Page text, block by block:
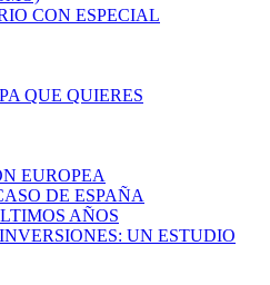
CON ESPECIAL
QUE QUIERES
EUROPEA
DE ESPAÑA
AÑOS
UN ESTUDIO